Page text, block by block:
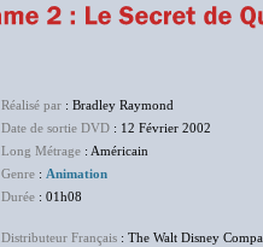
Réalisé par : Bradley Raymond
Date de sortie DVD : 12 Février 2002
Long Métrage : Américain
Genre : Animation
Durée : 01h08
Distributeur Français : The Walt Disney